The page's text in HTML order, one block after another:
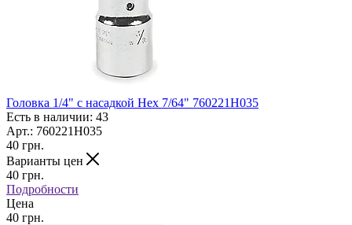
Головка 1/4" с насадкой Hex 7/64" 760221H035
Есть в наличии: 43
Арт.: 760221H035
40 грн.
Варианты цен
40 грн.
Подробности
Цена
40 грн.